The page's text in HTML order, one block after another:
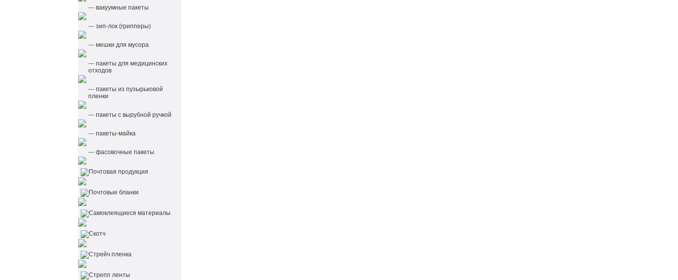
--- вакуумные пакеты
--- зип-лок (грипперы)
--- мешки для мусора
--- пакеты для медицинских
отходов
--- пакеты из пузырьковой
пленки
--- пакеты с вырубной ручкой
--- пакеты-майка
--- фасовочные пакеты
Почтовая продукция
Почтовые бланки
Самоклеящиеся материалы
Скотч
Стрейч пленка
Стрепп ленты